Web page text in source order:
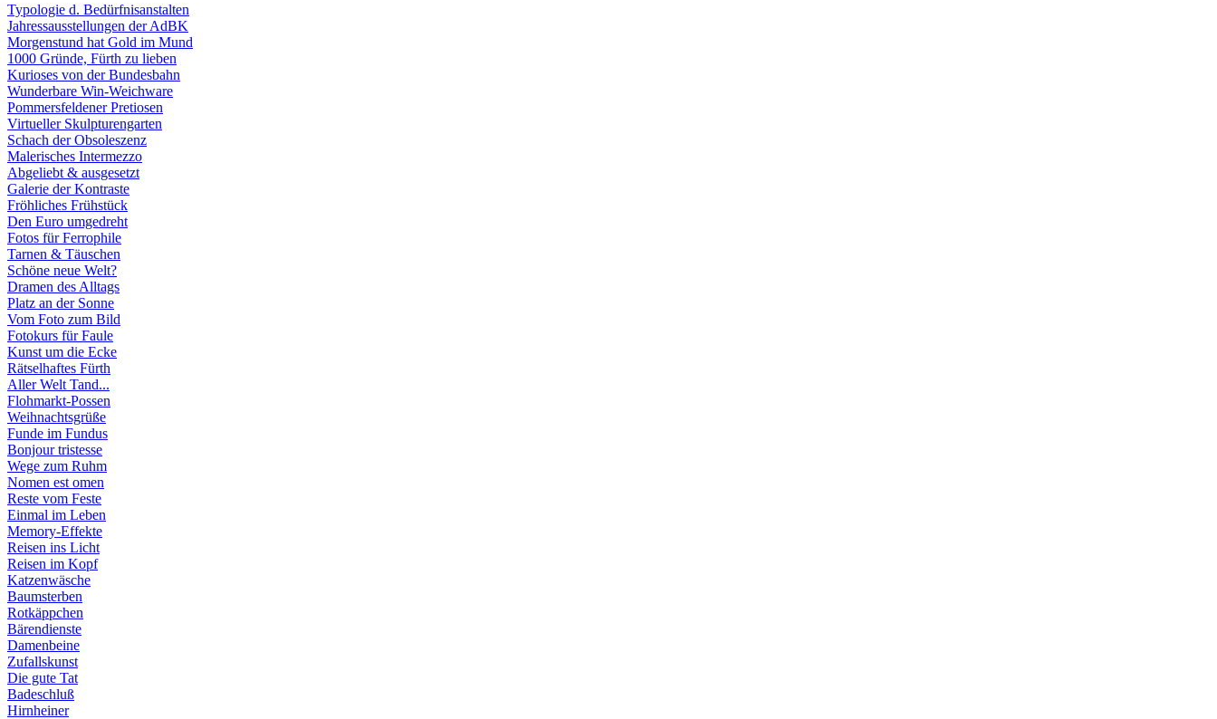
Typologie d. Bedürfnisanstalten
Jahressausstellungen der AdBK
Morgenstund hat Gold im Mund
1000 Gründe, Fürth zu lieben
Kurioses von der Bundesbahn
Wunderbare Win-Weichware
Pommersfeldener Pretiosen
Virtueller Skulpturengarten
Schach der Obsoleszenz
Malerisches Intermezzo
Abgeliebt & ausgesetzt
Galerie der Kontraste
Fröhliches Frühstück
Den Euro umgedreht
Fotos für Ferrophile
Tarnen & Täuschen
Schöne neue Welt?
Dramen des Alltags
Platz an der Sonne
Vom Foto zum Bild
Fotokurs für Faule
Kunst um die Ecke
Rätselhaftes Fürth
Aller Welt Tand...
Flohmarkt-Possen
Weihnachtsgrüße
Funde im Fundus
Bonjour tristesse
Wege zum Ruhm
Nomen est omen
Reste vom Feste
Einmal im Leben
Memory-Effekte
Reisen ins Licht
Reisen im Kopf
Katzenwäsche
Baumsterben
Rotkäppchen
Bärendienste
Damenbeine
Zufallskunst
Die gute Tat
Badeschluß
Hirnheiner